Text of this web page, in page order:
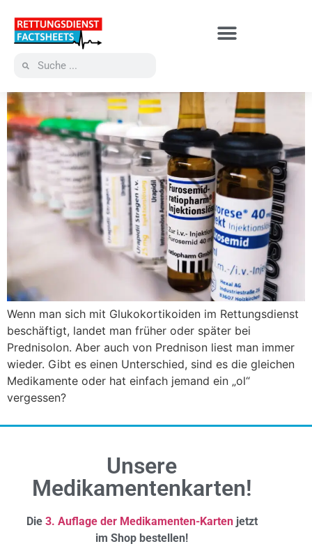
Wenn man sich mit Glukokortikoiden im Rettungsdienst
beschäftigt, landet man früher oder später bei
Prednisolon. Aber auch von Prednison liest man immer
wieder. Gibt es einen Unterschied, sind es die gleichen
Medikamente oder hat einfach jemand ein „ol“
vergessen?
Unsere
Medikamentenkarten!
Die 3. Auflage der Medikamenten-Kartenjetzt
im Shop bestellen!